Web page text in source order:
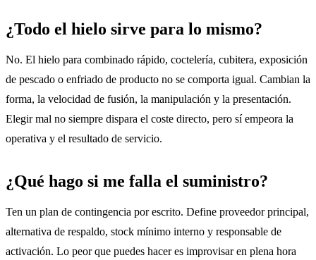
¿Todo el hielo sirve para lo mismo?
No. El hielo para combinado rápido, coctelería, cubitera, exposición
de pescado o enfriado de producto no se comporta igual. Cambian la
forma, la velocidad de fusión, la manipulación y la presentación.
Elegir mal no siempre dispara el coste directo, pero sí empeora la
operativa y el resultado de servicio.
¿Qué hago si me falla el suministro?
Ten un plan de contingencia por escrito. Define proveedor principal,
alternativa de respaldo, stock mínimo interno y responsable de
activación. Lo peor que puedes hacer es improvisar en plena hora